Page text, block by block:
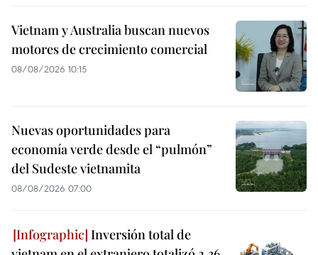
Vietnam y Australia buscan nuevos
motores de crecimiento comercial
08/08/2026 10:15
Nuevas oportunidades para
economía verde desde el “pulmón”
del Sudeste vietnamita
08/08/2026 07:00
Inversión total de